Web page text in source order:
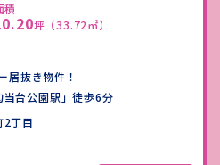
積
坪 （33.72㎡）
抜き物件！
台公園駅」徒歩6分
2丁目